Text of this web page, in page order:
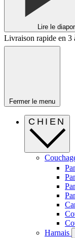
Lire le
Livraison rapide en
Fermer le menu
CHIEN
Harnais